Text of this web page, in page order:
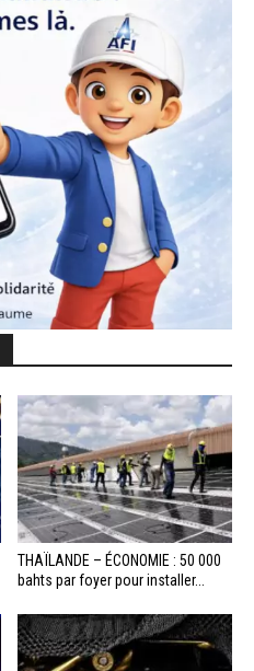
THAÏLANDE – ÉCONOMIE : 50 000
bahts par foyer pour installer...